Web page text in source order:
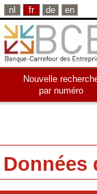
nl fr de en
Nouvelle
par numéro
Données